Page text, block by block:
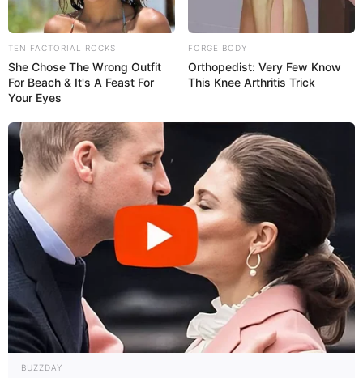
TEN FACTORIAL ROCKS
She Chose The Wrong Outfit
For Beach & It's A Feast For
Your Eyes
FORGE BODY
Orthopedist: Very Few Know
This Knee Arthritis Trick
BUZZDAY